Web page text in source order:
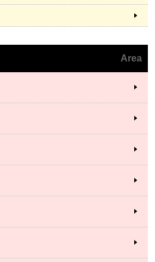
Area